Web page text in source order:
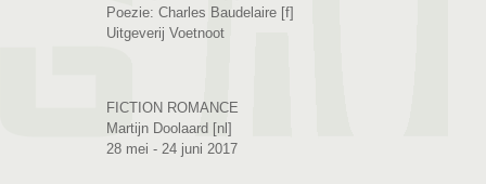
Poezie: Charles Baudelaire [f]
Uitgeverij Voetnoot
FICTION ROMANCE
Martijn Doolaard [nl]
28 mei - 24 juni 2017